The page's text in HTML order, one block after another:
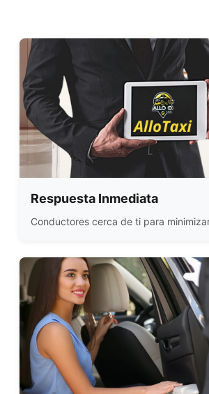
Respuesta Inmediata
Conductores cerca de ti para